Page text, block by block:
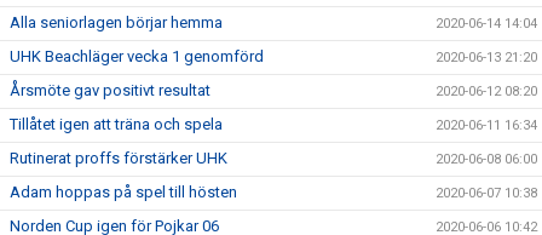
Alla seniorlagen börjar hemma 2020-06-14 14:04
UHK Beachläger vecka 1 genomförd 2020-06-13 21:20
Årsmöte gav positivt resultat 2020-06-12 08:20
Tillåtet igen att träna och spela 2020-06-11 16:34
Rutinerat proffs förstärker UHK 2020-06-08 06:00
Adam hoppas på spel till hösten 2020-06-07 10:38
Norden Cup igen för Pojkar 06 2020-06-06 10:42